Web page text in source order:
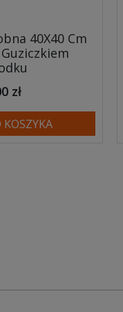
40X40 Cm
zł